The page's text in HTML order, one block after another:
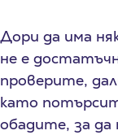
Дори да има
не е
проверите,
като
обадите, за да